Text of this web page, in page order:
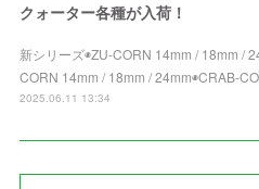
クォーター各種が入荷！
新シリーズ◉ZU-CORN 14mm / 18mm /
CORN 14mm / 18mm / 24mm◉CRAB-
2025.06.11 13:34